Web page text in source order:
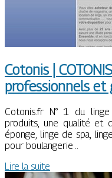
Cotonis |
profes­sion­nels et
Cotonis.fr N° 1 du
produits, une qualité et
éponge, linge de spa,
pour boulangerie ..
Lire la suite